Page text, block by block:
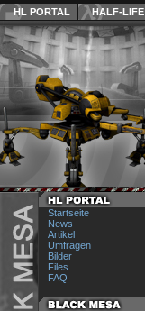
HL PORTAL HALF-LIFE
Startseite
News
Artikel
Umfragen
Bilder
Files
FAQ